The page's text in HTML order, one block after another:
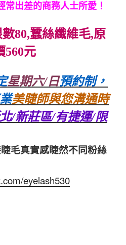
常出差的商務人士所愛！
80,蠶絲纖維毛,原
560元
星期六/日預約制，
美睫師與您溝通時
/新莊區/有捷運/限
毛真實感睫然不同粉絲
eyelash530